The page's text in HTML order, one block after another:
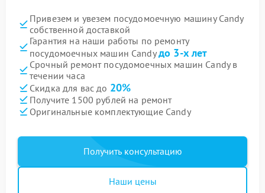
Привезем и увезем посудомоечную машину Candy
собственной доставкой
Гарантия на наши работы по ремонту
посудомоечных машин Candyдо 3-х лет
Срочный ремонт посудомоечных машин Candy в
течении часа
Скидка для вас до 20%
Получите 1500 рублей на ремонт
Оригинальные комплектующие Candy
Получить консультацию
Наши цены